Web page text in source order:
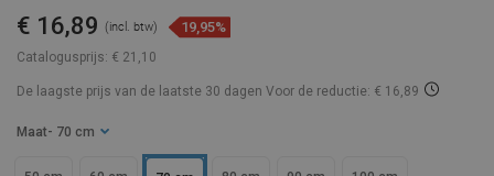
Catalogusprijs: € 21,10
€ 16,89 (incl. btw) 19,95%
De laagste prijs van de laatste 30 dagen Voor de reductie: € 16,89
Maat - 70 cm